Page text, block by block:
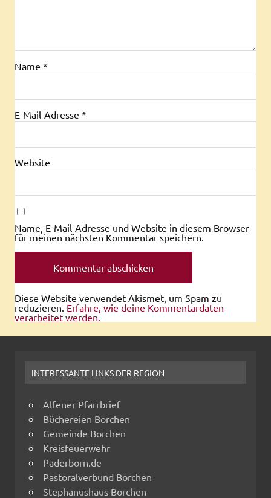
Name *
E-Mail-Adresse *
Website
Name, E-Mail-Adresse und Website in diesem Browser
für meinen nächsten Kommentar speichern.
Diese Website verwendet Akismet, um Spam zu
reduzieren. Erfahre, wie deine Kommentardaten
verarbeitet werden.
INTERESSANTE LINKS DER REGION
Alfener Pfarrbrief
Büchereien Borchen
Gemeinde Borchen
Kreisfeuerwehr
Paderborn.de
Pastoralverbund Borchen
Stephanushaus Borchen